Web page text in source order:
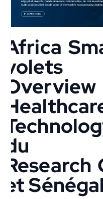
Africa
volets
du
et Sénégal